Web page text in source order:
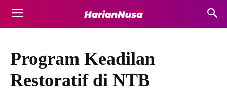
Program Keadilan
Restoratif di NTB